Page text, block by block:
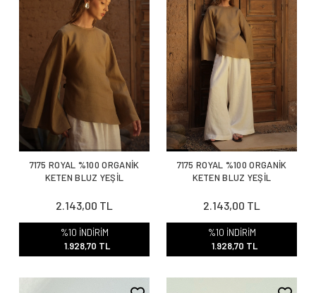
7175 ROYAL %100 ORGANİK
KETEN BLUZ YEŞİL
2.143,00 TL
%10 İNDİRİM
1.928,70 TL
7175 ROYAL %100 ORGANİK
KETEN BLUZ YEŞİL
2.143,00 TL
%10 İNDİRİM
1.928,70 TL